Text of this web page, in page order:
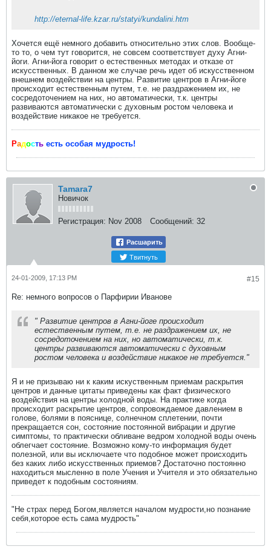
http://eternal-life.kzar.ru/statyi/kundalini.htm
Хочется ещё немного добавить относительно этих слов. Вообще-
то то, о чем тут говорится, не совсем соответствует духу Агни-
йоги. Агни-йога говорит о естественных методах и отказе от
искусственных. В данном же случае речь идет об искусственном
внешнем воздействии на центры. Развитие центров в Агни-йоге
происходит естественным путем, т.е. не раздражением их, не
сосредоточением на них, но автоматически, т.к. центры
развиваются автоматически с духовным ростом человека и
воздействие никакое не требуется.
Радость есть особая мудрость!
Tamara7
Новичок
Регистрация: Nov 2008 Сообщений: 32
Расшарить
Твитнуть
#15
24-01-2009, 17:13 PM
Re: немного вопросов о Парфирии Иванове
" Развитие центров в Агни-йоге происходит
естественным путем, т.е. не раздражением их, не
сосредоточением на них, но автоматически, т.к.
центры развиваются автоматически с духовным
ростом человека и воздействие никакое не требуется."
Я и не призываю ни к каким искуственным приемам раскрытия
центров и данные цитаты приведены как факт физического
воздействия на центры холодной воды. На практике когда
происходит раскрытие центров, сопровождаемое давлением в
голове, болями в пояснице, солнечном сплетении, почти
прекращается сон, состояние постоянной вибрации и другие
симптомы, то практически обливане ведром холодной воды очень
облегчает состояние. Возможно кому-то информация будет
полезной, или вы исключаете что подобное может происходить
без каких либо искусственных приемов? Достаточно постоянно
находиться мысленно в поле Учения и Учителя и это обязательно
приведет к подобным состояниям.
"Не страх перед Богом,является началом мудрости,но познание
себя,которое есть сама мудрость"